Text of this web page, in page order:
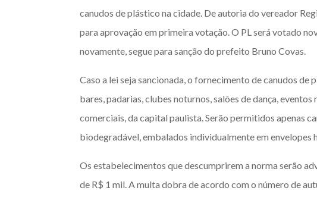
canudos de plástico na cidade. De autoria do vereador
para aprovação em primeira votação. O PL será votado
novamente, segue para sanção do prefeito Bruno Covas.
Caso a lei seja sancionada, o fornecimento de canudos
bares, padarias, clubes noturnos, salões de dança,
comerciais, da capital paulista. Serão permitidos apenas
biodegradável, embalados individualmente em
Os estabelecimentos que descumprirem a norma serão
de R$ 1 mil. A multa dobra de acordo com o número de